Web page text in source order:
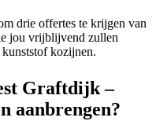
drie offertes te krijgen van
jou vrijblijvend zullen
kozijnen.
Graftdijk –
aanbrengen?